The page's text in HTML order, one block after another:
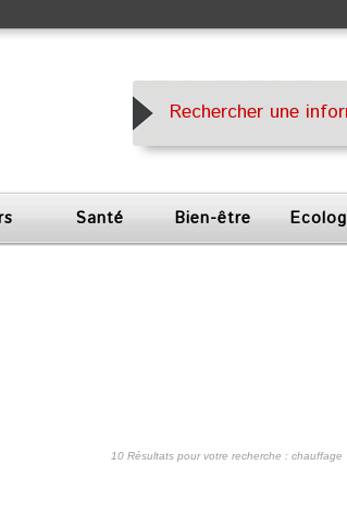
Santé Bien-être
10 Résultats pour votre recherche : chauffage